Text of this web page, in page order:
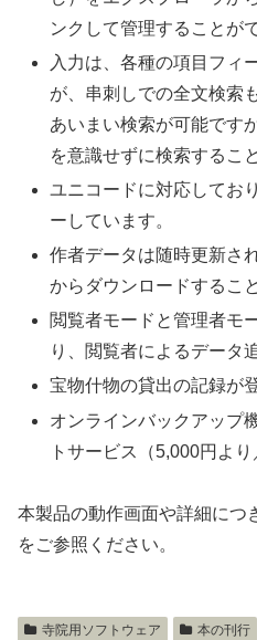
ンクして管理することが
入力は、各種の項目フィ
が、串刺しでの全文検索
あいまい検索が可能です
を意識せずに検索するこ
ユニコードに対応してお
ーしています。
作者データは随時更新さ
からダウンロードするこ
閲覧者モードと管理者モ
り、閲覧者によるデータ
宝物什物の貸出の記録が
オンラインバックアップ
トサービス（5,000円よ
本製品の動作画面や詳細につ
をご参照ください。
寺院用ソフトウェア 本の刊行